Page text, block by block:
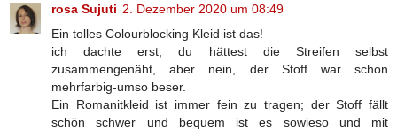
rosa Sujuti 2. Dezember 2020 um 08:49
Ein tolles Colourblocking Kleid ist das!
ich dachte erst, du hättest die Streifen selbst
zusammengenäht, aber nein, der Stoff war schon
mehrfarbig-umso beser.
Ein Romanitkleid ist immer fein zu tragen; der Stoff fällt
schön schwer und bequem ist es sowieso und mit